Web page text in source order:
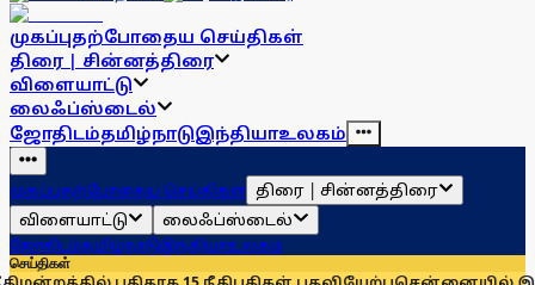
முகப்புதற்போதைய செய்திகள்
திரை | சின்னத்திரை
விளையாட்டு
லைஃப்ஸ்டைல்
ஜோதிடம்தமிழ்நாடுஇந்தியாஉலகம்
முகப்புதற்போதைய செய்திகள் திரை | சின்னத்திரை
விளையாட்டு
லைஃப்ஸ்டைல்
ஜோதிடம்தமிழ்நாடுஇந்தியாஉலகம்
செய்திகள்